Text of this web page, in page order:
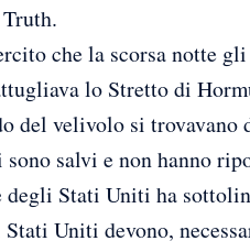
che la scorsa notte
lo Stretto di
del velivolo si
salvi e non hanno
Stati Uniti ha
Uniti devono,